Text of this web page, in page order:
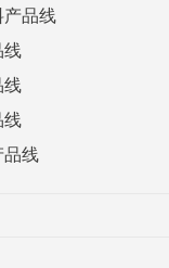
品线
线
线
线
线